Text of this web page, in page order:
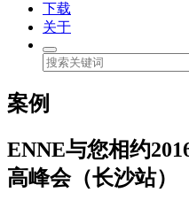
下载
关于
案例
ENNE与您相约
高峰会（长沙站）